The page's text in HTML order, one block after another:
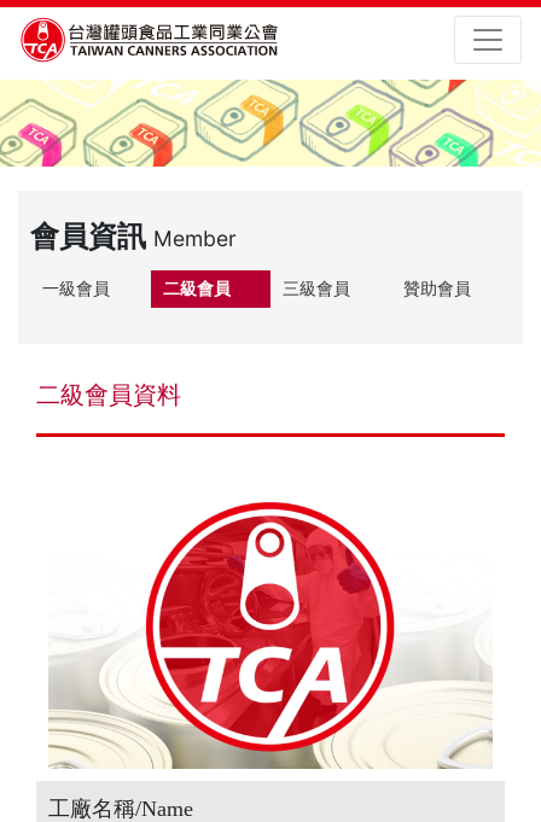
會員資訊 Member
一級會員 二級會員 三級會員 贊助會員
二級會員資料
工廠名稱/Name